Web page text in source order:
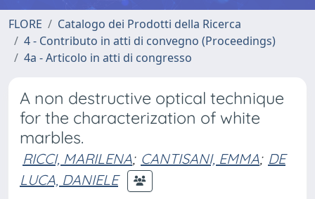
FLORE
Catalogo dei Prodotti della Ricerca
4 - Contributo in atti di convegno (Proceedings)
4a - Articolo in atti di congresso
A non destructive optical technique
for the characterization of white
marbles.
RICCI, MARILENA; CANTISANI, EMMA; DE
LUCA, DANIELE